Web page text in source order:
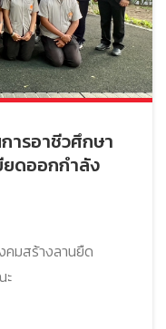
ารอาชีวศึกษา
ยดออกกำลัง
คมสร้างลานยืด
ะ